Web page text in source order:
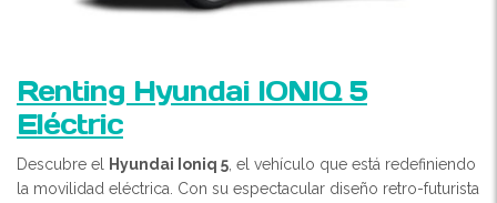
Renting Hyundai IONIQ 5
Eléctric
Descubre el Hyundai Ioniq 5 , el vehículo que está redefiniendo
la movilidad eléctrica. Con su espectacular diseño retro-futurista